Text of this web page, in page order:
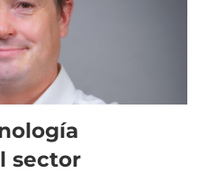
sector